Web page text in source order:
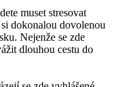
ADVENT
2026,
HOTEL
7 351 Kč
muset stresovat
dokonalou dovolenou
Nejenže se zde
dlouhou cestu do